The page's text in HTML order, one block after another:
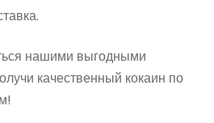
нашими выгодными
качественный кокаин по